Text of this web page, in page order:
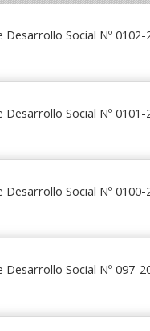
Social Nº 0102-
Social Nº 0101-
Social Nº 0100-
Social Nº 097-